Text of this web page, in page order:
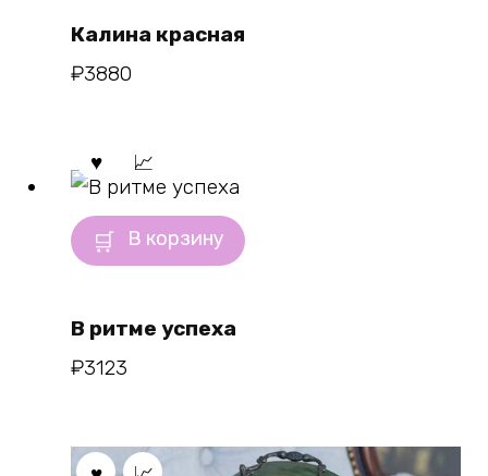
Калина красная
₽3880
В корзину
В ритме успеха
₽3123